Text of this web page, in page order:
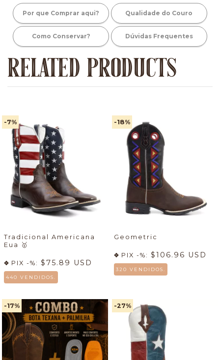
Por que Comprar aqui? Qualidade do Couro
Como Conservar? Dúvidas Frequentes
RELATED PRODUCTS
-7%
Tradicional Americana
Eua
🥇
PIX -%: $75.89 USD
440 VENDIDOS.
-18%
Geometric
PIX -%: $106.96 USD
320 VENDIDOS.
-17% -27%